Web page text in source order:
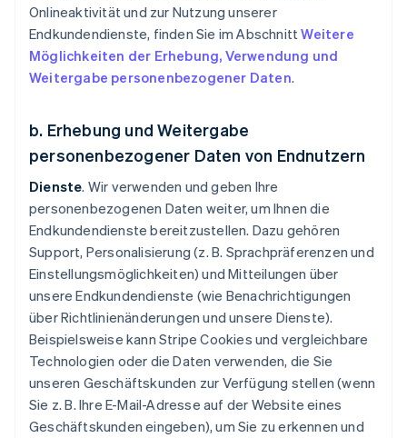
Onlineaktivität und zur Nutzung unserer
Endkundendienste, finden Sie im AbschnittWeitere
Möglichkeiten der Erhebung, Verwendung und
Weitergabe personenbezogener Daten.
b. Erhebung und Weitergabe
personenbezogener Daten von Endnutzern
Dienste. Wir verwenden und geben Ihre
personenbezogenen Daten weiter, um Ihnen die
Endkundendienste bereitzustellen. Dazu gehören
Support, Personalisierung (z. B. Sprachpräferenzen und
Einstellungsmöglichkeiten) und Mitteilungen über
unsere Endkundendienste (wie Benachrichtigungen
über Richtlinienänderungen und unsere Dienste).
Beispielsweise kann Stripe Cookies und vergleichbare
Technologien oder die Daten verwenden, die Sie
unseren Geschäftskunden zur Verfügung stellen (wenn
Sie z. B. Ihre E-Mail-Adresse auf der Website eines
Geschäftskunden eingeben), um Sie zu erkennen und